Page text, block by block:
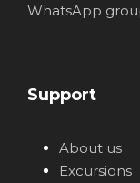
WhatsApp
Support
About us
Excursions